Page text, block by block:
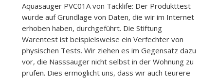
Aquasauger PVC01A von Tacklife: Der Produkttest
wurde auf Grundlage von Daten, die wir im Internet
erhoben haben, durchgeführt. Die Stiftung
Warentest ist beispielsweise ein Verfechter von
physischen Tests. Wir ziehen es im Gegensatz dazu
vor, die Nasssauger nicht selbst in der Wohnung zu
prüfen. Dies ermöglicht uns, dass wir auch teurere